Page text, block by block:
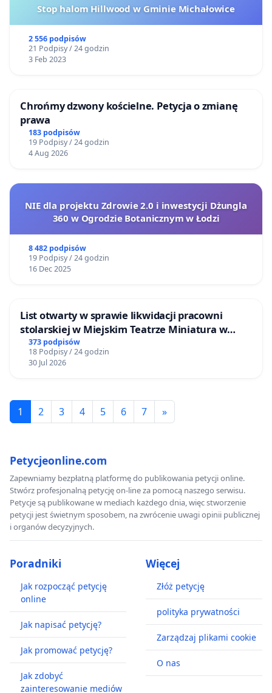
Stop halom Hillwood w Gminie Michałowice
2 556 podpisów
21 Podpisy / 24 godzin
3 Feb 2023
Chrońmy dzwony kościelne. Petycja o zmianę
prawa
183 podpisów
19 Podpisy / 24 godzin
4 Aug 2026
NIE dla projektu Zdrowie 2.0 i inwestycji Dżungla
360 w Ogrodzie Botanicznym w Łodzi
8 482 podpisów
19 Podpisy / 24 godzin
16 Dec 2025
List otwarty w sprawie likwidacji pracowni
stolarskiej w Miejskim Teatrze Miniatura w
Gdańsku
373 podpisów
18 Podpisy / 24 godzin
30 Jul 2026
1 2 3 4 5 6 7 »
Petycjeonline.com
Zapewniamy bezpłatną platformę do publikowania petycji online.
Stwórz profesjonalną petycję on-line za pomocą naszego serwisu.
Petycje są publikowane w mediach każdego dnia, więc stworzenie
petycji jest świetnym sposobem, na zwrócenie uwagi opinii publicznej
i organów decyzyjnych.
Poradniki
Jak rozpocząć petycję
online
Jak napisać petycję?
Jak promować petycję?
Jak zdobyć
zainteresowanie mediów
Więcej
Złóż petycję
polityka prywatności
Zarządzaj plikami cookie
O nas